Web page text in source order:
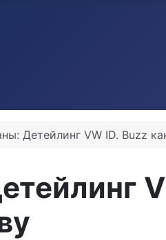
Детейлинг VW ID. Buzz